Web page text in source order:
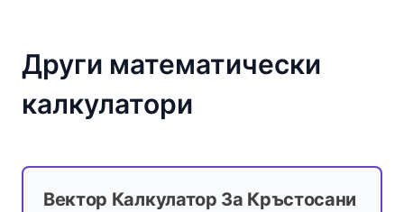
Други математически
калкулатори
Вектор Калкулатор За Кръстосани